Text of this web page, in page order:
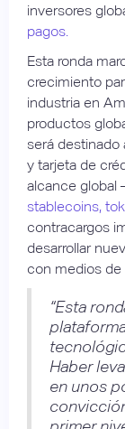
inversores
pagos.
Esta ronda
crecimiento
industria en
productos
será destinado
y tarjeta de
alcance
stablecoins,
contracargos
desarrollar
con medios de
“Esta
Haber
en unos